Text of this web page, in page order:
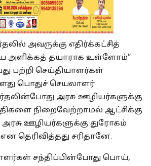
அவருக்கு எதிர்க்கட்சித்
அளிக்கத் தயாராக உள்ளோம்”
பற்றி செய்தியாளர்கள்
பொதுச் செயலாளர்
அரசு ஊழியர்களுக்கு
நிறைவேற்றாமல் ஆட்சிக்கு
அரசு ஊழியர்களுக்கு துரோகம்
என தெரிவித்தது சரிதானே.
சந்திப்பின்போது பொய்,